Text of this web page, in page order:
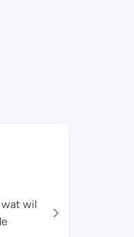
wat wil